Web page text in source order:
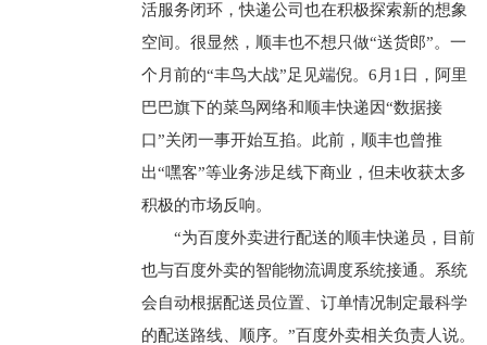
活服务闭环，快递公司也在积极探索新的想象
空间。很显然，顺丰也不想只做“送货郎”。一
个月前的“丰鸟大战”足见端倪。6月1日，阿里
巴巴旗下的菜鸟网络和顺丰快递因“数据接
口”关闭一事开始互掐。此前，顺丰也曾推
出“嘿客”等业务涉足线下商业，但未收获太多
积极的市场反响。
“为百度外卖进行配送的顺丰快递员，目前
也与百度外卖的智能物流调度系统接通。系统
会自动根据配送员位置、订单情况制定最科学
的配送路线、顺序。”百度外卖相关负责人说。